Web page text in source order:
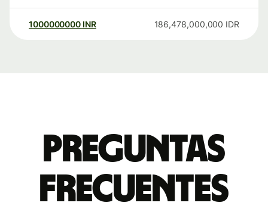
1000000000 INR 186,478,000,000 IDR
Preguntas
frecuentes